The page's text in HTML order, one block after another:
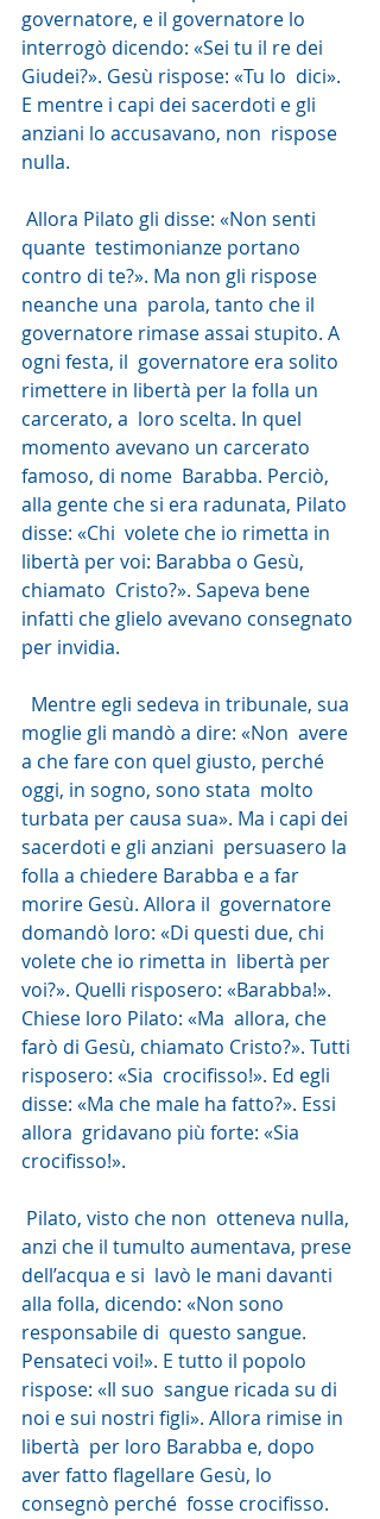
governatore, e il governatore lo
interrogò dicendo: «Sei tu il re dei
Giudei?». Gesù rispose: «Tu lo  dici».
E mentre i capi dei sacerdoti e gli
anziani lo accusavano, non  rispose
nulla.
quante  testimonianze portano
contro di te?». Ma non gli rispose
neanche una  parola, tanto che il
governatore rimase assai stupito. A
ogni festa, il  governatore era solito
rimettere in libertà per la folla un
carcerato, a  loro scelta. In quel
momento avevano un carcerato
famoso, di nome  Barabba. Perciò,
alla gente che si era radunata, Pilato
disse: «Chi  volete che io rimetta in
libertà per voi: Barabba o Gesù,
chiamato  Cristo?». Sapeva bene
infatti che glielo avevano consegnato
per invidia.
moglie gli mandò a dire: «Non  avere
a che fare con quel giusto, perché
oggi, in sogno, sono stata  molto
turbata per causa sua». Ma i capi dei
sacerdoti e gli anziani  persuasero la
folla a chiedere Barabba e a far
morire Gesù. Allora il  governatore
domandò loro: «Di questi due, chi
volete che io rimetta in  libertà per
voi?». Quelli risposero: «Barabba!».
Chiese loro Pilato: «Ma  allora, che
farò di Gesù, chiamato Cristo?». Tutti
risposero: «Sia  crocifisso!». Ed egli
disse: «Ma che male ha fatto?». Essi
allora  gridavano più forte: «Sia
crocifisso!».
anzi che il tumulto aumentava, prese
dell’acqua e si  lavò le mani davanti
alla folla, dicendo: «Non sono
responsabile di  questo sangue.
Pensateci voi!». E tutto il popolo
rispose: «Il suo  sangue ricada su di
noi e sui nostri figli». Allora rimise in
libertà  per loro Barabba e, dopo
aver fatto flagellare Gesù, lo
consegnò perché  fosse crocifisso.